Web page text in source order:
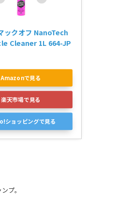
ックオフ NanoTech
Cleaner 1L 664-JP
Amazonで見る
楽天市場で見る
ショッピングで見る
プ。